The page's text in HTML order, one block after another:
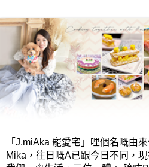
「J.miAka 寵愛宅」哩個名嘅由
Mika，往日嘅A已跟今日不同，